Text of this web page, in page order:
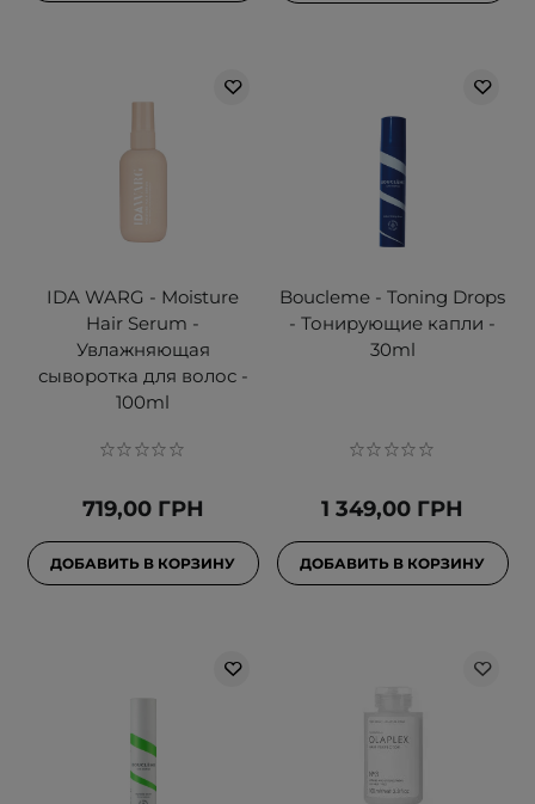
IDA WARG - Moisture
Hair Serum -
Увлажняющая
сыворотка для волос -
100ml
719,00 ГРН
ДОБАВИТЬ В КОРЗИНУ
Boucleme - Toning Drops
- Тонирующие капли -
30ml
1 349,00 ГРН
ДОБАВИТЬ В КОРЗИНУ